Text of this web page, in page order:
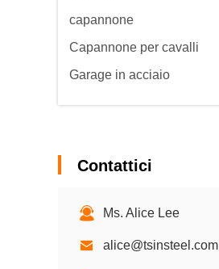
capannone
Capannone per cavalli
Garage in acciaio
Contattici
Ms. Alice Lee
alice@tsinsteel.com